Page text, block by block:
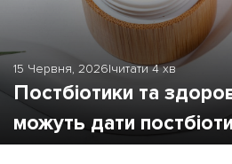
15 Червня, 2026|читати 4 хв
Постбіотики та
можуть дати